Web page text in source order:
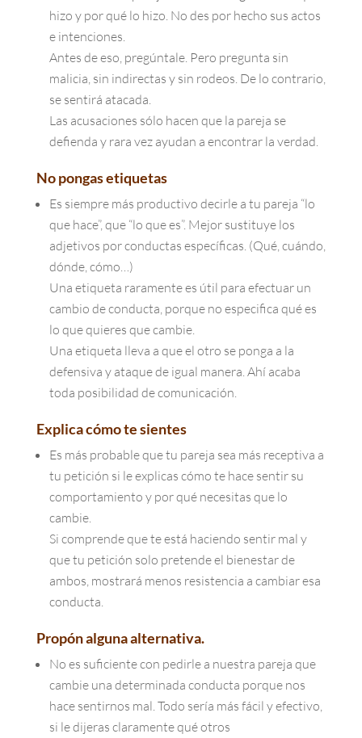
hizo y por qué lo hizo. No des por hecho sus actos
e intenciones.
Antes de eso, pregúntale. Pero pregunta sin
malicia, sin indirectas y sin rodeos. De lo contrario,
se sentirá atacada.
Las acusaciones sólo hacen que la pareja se
defienda y rara vez ayudan a encontrar la verdad.
No pongas etiquetas
Es siempre más productivo decirle a tu pareja “lo
que hace”, que “lo que es”. Mejor sustituye los
adjetivos por conductas específicas. (Qué, cuándo,
dónde, cómo…)
Una etiqueta raramente es útil para efectuar un
cambio de conducta, porque no especifica qué es
lo que quieres que cambie.
Una etiqueta lleva a que el otro se ponga a la
defensiva y ataque de igual manera. Ahí acaba
toda posibilidad de comunicación.
Explica cómo te sientes
Es más probable que tu pareja sea más receptiva a
tu petición si le explicas cómo te hace sentir su
comportamiento y por qué necesitas que lo
cambie.
Si comprende que te está haciendo sentir mal y
que tu petición solo pretende el bienestar de
ambos, mostrará menos resistencia a cambiar esa
conducta.
Propón alguna alternativa.
No es suficiente con pedirle a nuestra pareja que
cambie una determinada conducta porque nos
hace sentirnos mal. Todo sería más fácil y efectivo,
si le dijeras claramente qué otros